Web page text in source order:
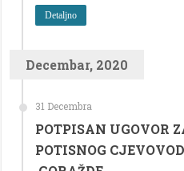
Detaljno
Decembar, 2020
31 Decembra
POTPISAN UGOVOR
POTISNOG